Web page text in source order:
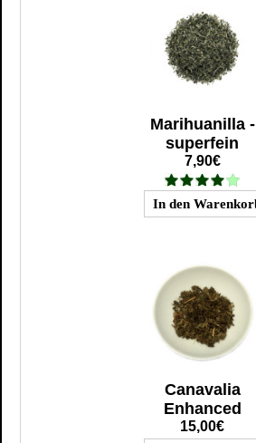
Marihuanilla -
superfein
7,90€
Canavalia
Enhanced
15,00€